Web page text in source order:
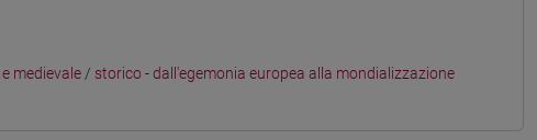
medievale / storico - dall'egemonia europea alla mondializzazione